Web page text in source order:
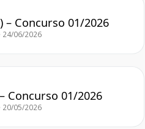
– Concurso 01/2026
24/06/2026
Concurso 01/2026
20/05/2026